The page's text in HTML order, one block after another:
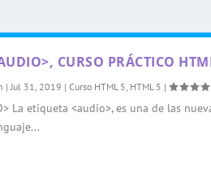
CURSO PRÁCTICO
| Jul 31, 2019 | Curso HTML 5 HTML 5 |
La etiqueta <audio>, es una de las